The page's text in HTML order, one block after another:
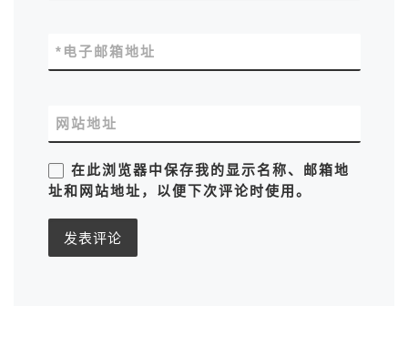
电子邮箱地址
*
网站地址
在此浏览器中保存我的显示名称、邮箱地
址和网站地址，以便下次评论时使用。